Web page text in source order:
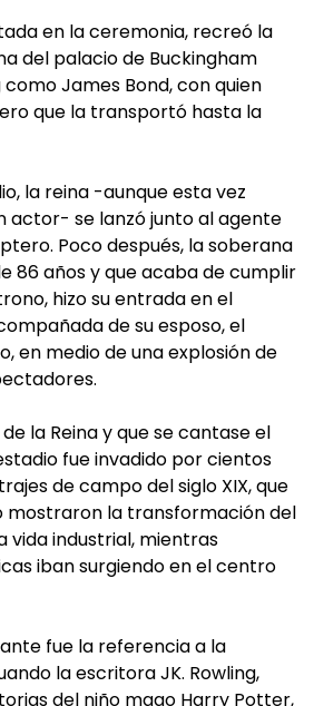
en la ceremonia, recreó la
del palacio de Buckingham
James Bond, con quien
que la transportó hasta la
la reina -aunque esta vez
actor- se lanzó junto al agente
Poco después, la soberana
86 años y que acaba de cumplir
hizo su entrada en el
de su esposo, el
en medio de una explosión de
la Reina y que se cantase el
fue invadido por cientos
de campo del siglo XIX, que
mostraron la transformación del
vida industrial, mientras
iban surgiendo en el centro
fue la referencia a la
la escritora JK. Rowling,
del niño mago Harry Potter,